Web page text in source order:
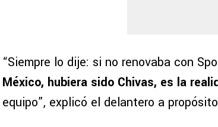
“Siempre lo dije: si no renovaba con
México, hubiera sido Chivas, es la
equipo”, explicó el delantero a